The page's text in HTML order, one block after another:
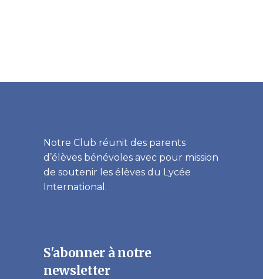
Notre Club réunit des parents
d’élèves bénévoles avec pour mission
de soutenir les élèves du Lycée
International.
S'abonner à notre
newsletter